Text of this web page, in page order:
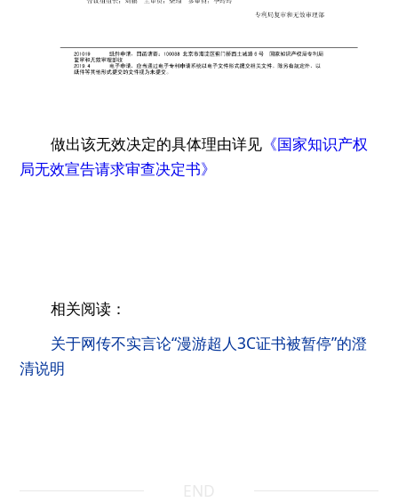
做出该无效决定的具体理由详见 《国家知识产权
局无效宣告请求审查决定书》
相关阅读：
关于网传不实言论“漫游超人3C证书被暂停”的澄
清说明